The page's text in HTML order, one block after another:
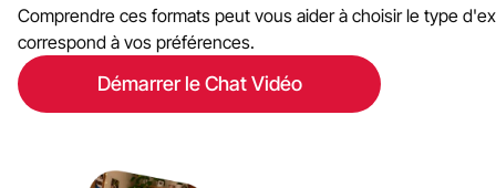
Comprendre ces formats peut vous aider à choisir le type
correspond à vos préférences.
Démarrer le Chat Vidéo